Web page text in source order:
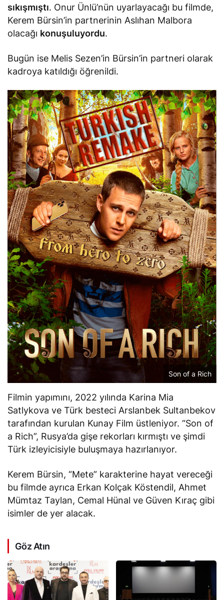
sıkışmıştı. Onur Ünlü’nün uyarlayacağı bu filmde,
Kerem Bürsin’in partnerinin Aslıhan Malbora
olacağı konuşuluyordu.
Bugün ise Melis Sezen’in Bürsin’in partneri olarak
kadroya katıldığı öğrenildi.
Son of a Rich
Filmin yapımını, 2022 yılında Karina Mia
Satlykova ve Türk besteci Arslanbek Sultanbekov
tarafından kurulan Kunay Film üstleniyor. “Son of
a Rich”, Rusya’da gişe rekorları kırmıştı ve şimdi
Türk izleyicisiyle buluşmaya hazırlanıyor.
Kerem Bürsin, “Mete” karakterine hayat vereceği
bu filmde ayrıca Erkan Kolçak Köstendil, Ahmet
Mümtaz Taylan, Cemal Hünal ve Güven Kıraç gibi
isimler de yer alacak.
Göz Atın